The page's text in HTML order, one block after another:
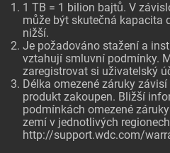
1 TB = 1 bilion bajtů. V
může být skutečná kapacita
nižší.
Je požadováno stažení a
vztahují smluvní podmínky.
zaregistrovat si uživatelský
Délka omezené záruky
produkt zakoupen. Bližší
podmínkách omezené
zemí v jednotlivých
http://support.wdc.com/